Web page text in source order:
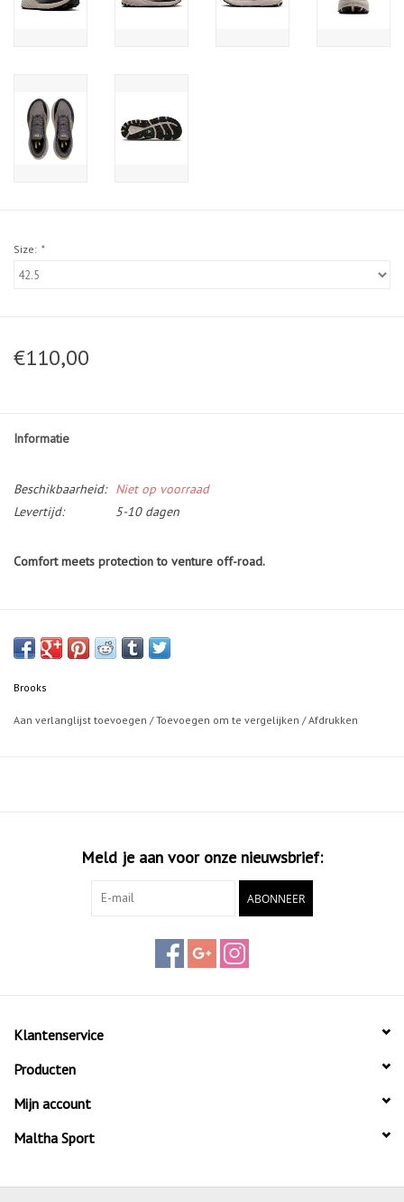
Size: *
€110,00
Informatie
Beschikbaarheid:
Niet op voorraad
Levertijd:
5-10 dagen
Comfort meets protection to venture off-road.
Smooth transition from road to trail with soft DNA LOFT v2 cushioning.
Grippy lugs deliver traction on off-road surfaces.
Accommodating Fit
TPU overlays for durability and protection.
Brooks
Aan verlanglijst toevoegen /Toevoegen om te vergelijken /Afdrukken
Meld je aan voor onze nieuwsbrief:
ABONNEER
Klantenservice
Producten
Mijn account
Maltha Sport